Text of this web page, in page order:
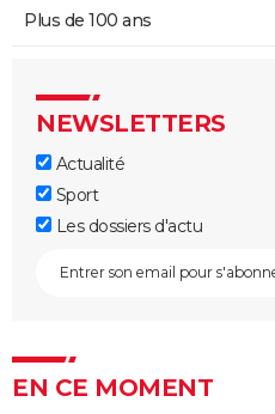
Plus de 100 ans
NEWSLETTERS
Actualité
Sport
Les dossiers d'actu
EN CE MOMENT